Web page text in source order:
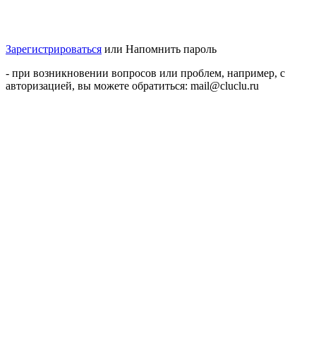
Зарегистрироваться или Напомнить пароль
- при возникновении вопросов или проблем, например, с
авторизацией, вы можете обратиться: mail@cluclu.ru